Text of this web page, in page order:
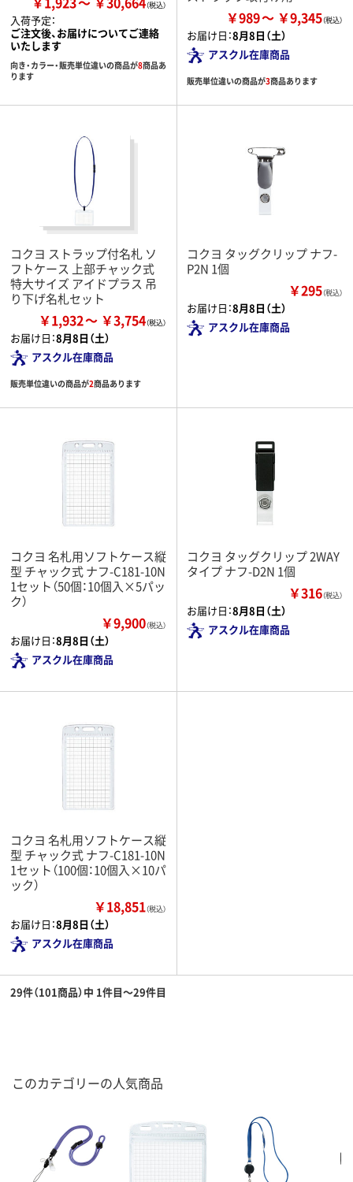
入荷予定：
ご注文後、お届けについてご連絡
いたします
向き・カラー・販売単位違いの商品が8商品あ
ります
￥989 ￥9,345
お届け日：8月8日（土）
アスクル在庫商品
販売単位違いの商品が3商品あります
コクヨ ストラップ付名札 ソ
フトケース 上部チャック式
特大サイズ アイドプラス 吊
り下げ名札セット
￥1,932 ￥3,754
お届け日：8月8日（土）
アスクル在庫商品
販売単位違いの商品が2商品あります
コクヨ タッグクリップ ナフ-
P2N 1個
￥295（税込）
お届け日：8月8日（土）
アスクル在庫商品
コクヨ 名札用ソフトケース縦
型 チャック式 ナフ-C181-10N
1セット（50個：10個入×5パッ
ク）
￥9,900（税込）
お届け日：8月8日（土）
アスクル在庫商品
コクヨ タッグクリップ 2WAY
タイプ ナフ-D2N 1個
￥316（税込）
お届け日：8月8日（土）
アスクル在庫商品
コクヨ 名札用ソフトケース縦
型 チャック式 ナフ-C181-10N
1セット（100個：10個入×10パ
ック）
￥18,851（税込）
お届け日：8月8日（土）
アスクル在庫商品
29件（101商品）中 1件目～29件目
このカテゴリーの人気商品